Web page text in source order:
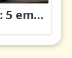
Resiliencia migrante: 5 emociones y cómo gestionarlas